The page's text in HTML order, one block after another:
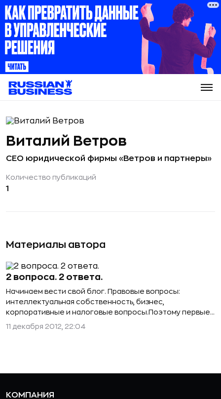
Материалы автора
2 вопроса. 2 ответа.
Начинаем вести свой блог. Правовые вопросы:
интеллектуальная собственность, бизнес,
корпоративные и налоговые вопросы.Поэтому первые
2 вопроса. Читайте нас)
11 декабря 2012, 22:04
Виталий Ветров
CEO юридической фирмы «Ветров и партнеры»
Количество публикаций
1
КОМПАНИЯ